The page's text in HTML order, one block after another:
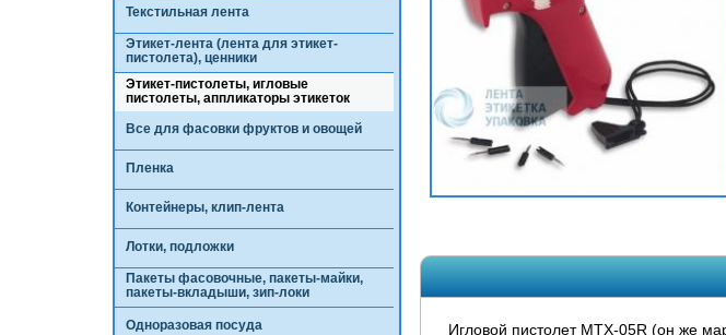
Текстильная лента
Этикет-лента (лента для этикет-
пистолета), ценники
Этикет-пистолеты, игловые
пистолеты, аппликаторы этикеток
Все для фасовки фруктов и овощей
Пленка
Контейнеры, клип-лента
Лотки, подложки
Пакеты фасовочные, пакеты-майки,
пакеты-вкладыши, зип-локи
Одноразовая посуда
Игловой пистолет MTX-05R (он же